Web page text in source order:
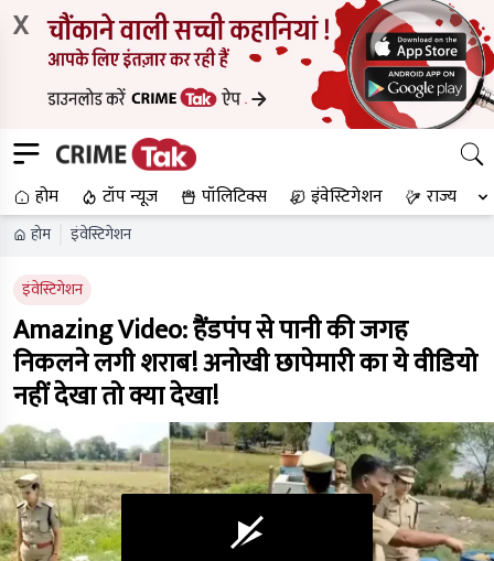
X
होम टॉप न्यूज पॉलिटिक्स इंवेस्टिगेशन राज्य
होम इंवेस्टिगेशन
इंवेस्टिगेशन
Amazing Video: हैंडपंप से पानी की जगह
निकलने लगी शराब! अनोखी छापेमारी का ये वीडियो
नहीं देखा तो क्या देखा!